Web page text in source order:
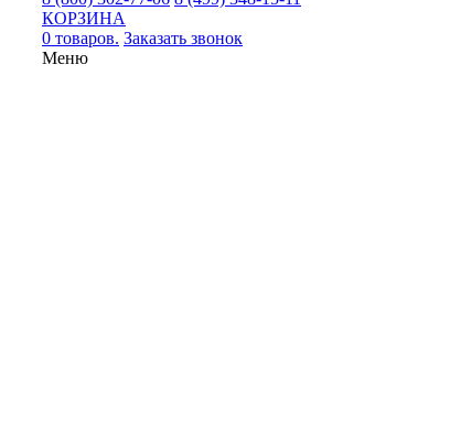
КОРЗИНА
0 товаров. Заказать звонок
Меню